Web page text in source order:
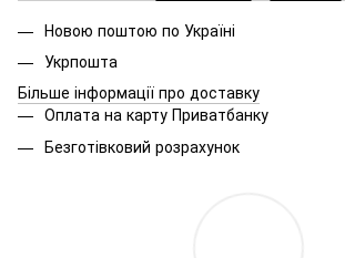
Новою поштою по Україні
Укрпошта
Більше інформації про доставку
Оплата на карту Приватбанку
Безготівковий розрахунок